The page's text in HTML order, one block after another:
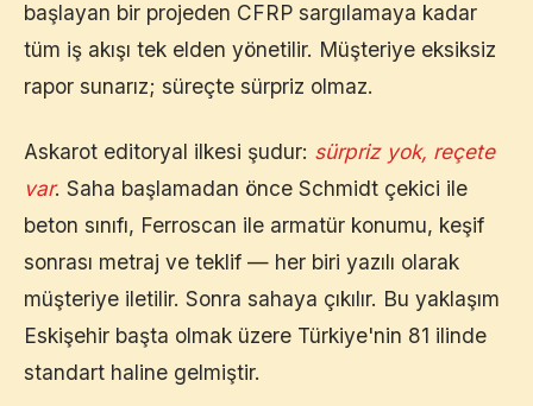
başlayan bir projeden CFRP sargılamaya kadar
tüm iş akışı tek elden yönetilir. Müşteriye eksiksiz
rapor sunarız; süreçte sürpriz olmaz.
Askarot editoryal ilkesi şudur: sürpriz yok, reçete
var. Saha başlamadan önce Schmidt çekici ile
beton sınıfı, Ferroscan ile armatür konumu, keşif
sonrası metraj ve teklif — her biri yazılı olarak
müşteriye iletilir. Sonra sahaya çıkılır. Bu yaklaşım
Eskişehir başta olmak üzere Türkiye'nin 81 ilinde
standart haline gelmiştir.